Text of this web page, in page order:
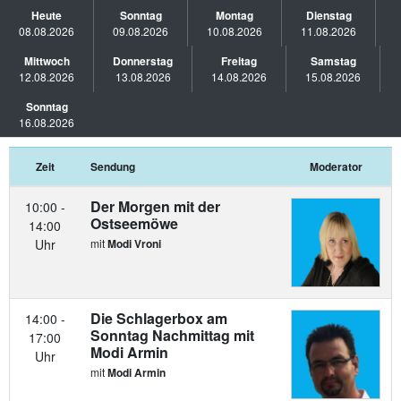
Heute
08.08.2026
Sonntag
09.08.2026
Montag
10.08.2026
Dienstag
11.08.2026
Mittwoch
12.08.2026
Donnerstag
13.08.2026
Freitag
14.08.2026
Samstag
15.08.2026
Sonntag
16.08.2026
Zeit Sendung Moderator
10:00 -
14:00
Uhr
Der Morgen mit der
Ostseemöwe
mitModi Vroni
14:00 -
17:00
Uhr
Die Schlagerbox am
Sonntag Nachmittag mit
Modi Armin
mitModi Armin